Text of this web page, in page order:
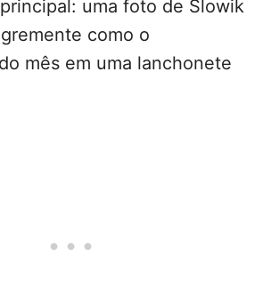
uma foto de Slowik
como o
mês em uma lanchonete